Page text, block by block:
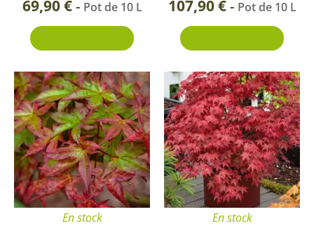
69,90€- Pot de 10 L 107,90€- Pot de 10 L
En stock
Plage
de
prix :
16,90 €
à
249,90 €
Ce
produit
a
plusieurs
variations.
Les
options
En stock